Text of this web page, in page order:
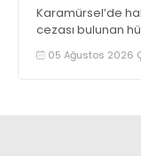
Karamürsel’de
cezası bulunan
05 Ağustos 2026